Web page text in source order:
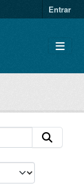
Entrar